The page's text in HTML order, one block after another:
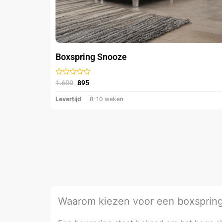
Boxspring Snooze
Gewaardeerd
1.600 895
de
productpagina
Levertijd 8-10 weken
Waarom kiezen voor een